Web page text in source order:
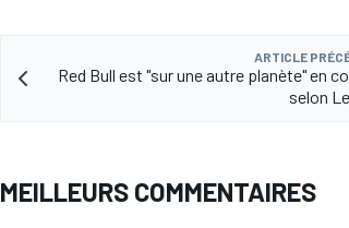
ARTICLE
Red Bull est "sur une autre planète" en
selon
MEILLEURS COMMENTAIRES